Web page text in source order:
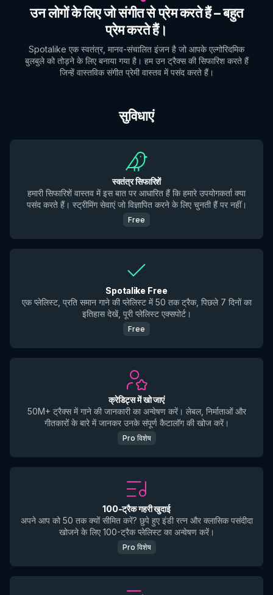
उन लोगों के लिए जो संगीत से प्रेम करते हैं – बहुत
प्रेम करते हैं।
Spotalike एक स्वतंत्र, मानव-संचालित इंजन है जो आपके एल्गोरिदमिक
बुलबुले को तोड़ने के लिए बनाया गया है। हम उन ट्रैक्स की सिफारिश करते हैं
जिन्हें वास्तविक संगीत प्रेमी वास्तव में पसंद करते हैं।
सुविधाएं
स्वतंत्र सिफारिशें
हमारी सिफारिशें वास्तव में इस बात पर आधारित हैं कि हमारे उपयोगकर्ता क्या
पसंद करते हैं। स्ट्रीमिंग सेवाएं जो विज्ञापित करने के लिए चुनती हैं पर नहीं।
Free
Spotalike Free
एक प्लेलिस्ट, प्रति समान गाने की प्लेलिस्ट में 50 तक ट्रैक, पिछले 7 दिनों का
इतिहास देखें, पूरी प्लेलिस्ट एक्सपोर्ट।
Free
क्रेडिट्स में खो जाएं
50M+ ट्रैक्स में गाने की जानकारी का अन्वेषण करें। लेबल, निर्माताओं और
गीतकारों के बारे में जानकर उनके संपूर्ण कैटालॉग की खोज करें।
Pro विशेष
100-ट्रैक गहरी खुदाई
अपने आप को 50 तक क्यों सीमित करें? छुपे हुए इंडी रत्न और क्लासिक पसंदीदा
खोजने के लिए 100-ट्रैक प्लेलिस्ट का अन्वेषण करें।
Pro विशेष